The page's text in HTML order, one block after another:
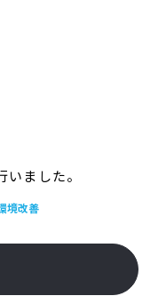
ました。
境改善